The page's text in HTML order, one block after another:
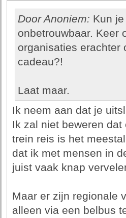
Door Anoniem: Kun
onbetrouwbaar. Keer
organisaties erachter
cadeau?!
Laat maar.
Ik neem aan dat je
Ik zal niet beweren
trein reis is het
dat ik met mensen in
juist vaak knap
Maar er zijn regionale
alleen via een belbus